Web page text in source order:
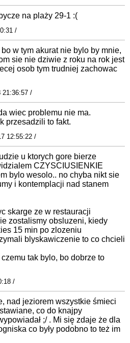
na plaży 29-1 :(
/
w tym akurat nie bylo by mnie,
sie nie dziwie z roku na rok jest
osob tym trudniej zachowac
21:36:57 /
wiec problemu nie ma.
przesadzili to fakt.
12:55:22 /
u ktorych gore bierze
CZYSCIUSIENKIE
bylo wesolo.. no chyba nikt sie
i kontemplacji nad stanem
skarge ze w restauracji
zostalismy obsluzeni, kiedy
15 min po zlozeniu
blyskawiczenie to co chcieli
tak bylo, bo dobrze to
/
nad jeziorem wszystkie śmieci
co do knajpy
;/ . Mi się zdaje że dla
co były podobno to też im